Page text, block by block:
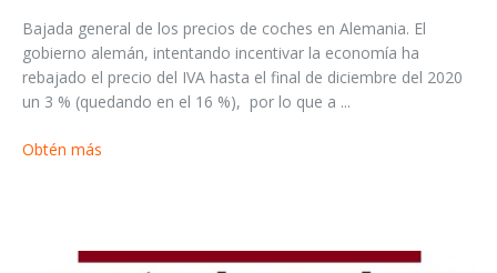
Bajada general de los precios de coches en Alemania. El
gobierno alemán, intentando incentivar la economía ha
rebajado el precio del IVA hasta el final de diciembre del 2020
un 3 % (quedando en el 16 %), por lo que a ...
Obtén más